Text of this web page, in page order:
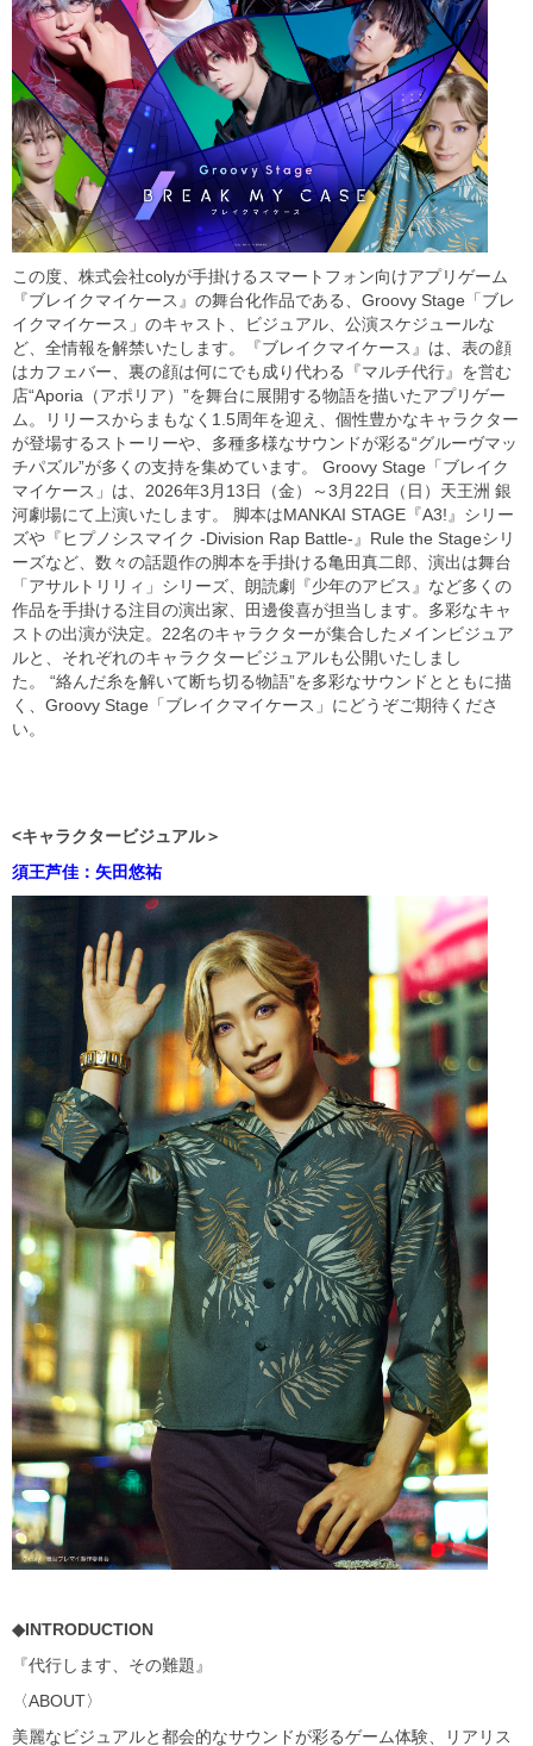
この度、株式会社colyが手掛けるスマートフォン向けアプリゲーム
『ブレイクマイケース』の舞台化作品である、Groovy Stage「ブレ
イクマイケース」のキャスト、ビジュアル、公演スケジュールな
ど、全情報を解禁いたします。『ブレイクマイケース』は、表の顔
はカフェバー、裏の顔は何にでも成り代わる『マルチ代行』を営む
店“Aporia（アポリア）”を舞台に展開する物語を描いたアプリゲー
ム。リリースからまもなく1.5周年を迎え、個性豊かなキャラクター
が登場するストーリーや、多種多様なサウンドが彩る“グルーヴマッ
チパズル”が多くの支持を集めています。 Groovy Stage「ブレイク
マイケース」は、2026年3月13日（金）～3月22日（日）天王洲 銀
河劇場にて上演いたします。 脚本はMANKAI STAGE『A3!』シリー
ズや『ヒプノシスマイク -Division Rap Battle-』Rule the Stageシリ
ーズなど、数々の話題作の脚本を手掛ける亀田真二郎、演出は舞台
「アサルトリリィ」シリーズ、朗読劇『少年のアビス』など多くの
作品を手掛ける注目の演出家、田邊俊喜が担当します。多彩なキャ
ストの出演が決定。22名のキャラクターが集合したメインビジュア
ルと、それぞれのキャラクタービジュアルも公開いたしまし
た。 “絡んだ糸を解いて断ち切る物語”を多彩なサウンドとともに描
く、Groovy Stage「ブレイクマイケース」にどうぞご期待くださ
い。
<キャラクタービジュアル＞
須王芦佳：矢田悠祐
◆INTRODUCTION
『代行します、その難題』
〈ABOUT〉
美麗なビジュアルと都会的なサウンドが彩るゲーム体験、リアリス